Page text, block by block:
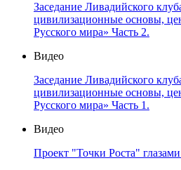
Заседание Ливадийского
цивилизационные основы,
Русского мира» Часть 2.
Видео
Заседание Ливадийского
цивилизационные основы,
Русского мира» Часть 1.
Видео
Проект "Точки Роста"